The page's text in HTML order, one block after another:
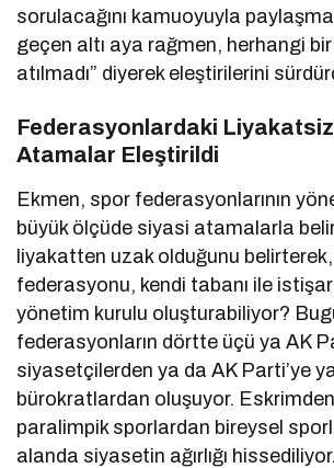
sorulacağını kamuoyuyla
geçen altı aya rağmen, herhangi
atılmadı” diyerek eleştirilerini
Federasyonlardaki
Atamalar Eleştirildi
Ekmen, spor federasyonlarının
büyük ölçüde siyasi atamalarla
liyakatten uzak olduğunu
federasyonu, kendi tabanı ile
yönetim kurulu oluşturabiliyor?
federasyonların dörtte üçü ya AK
siyasetçilerden ya da AK Parti’ye
bürokratlardan oluşuyor.
paralimpik sporlardan bireysel
alanda siyasetin ağırlığı